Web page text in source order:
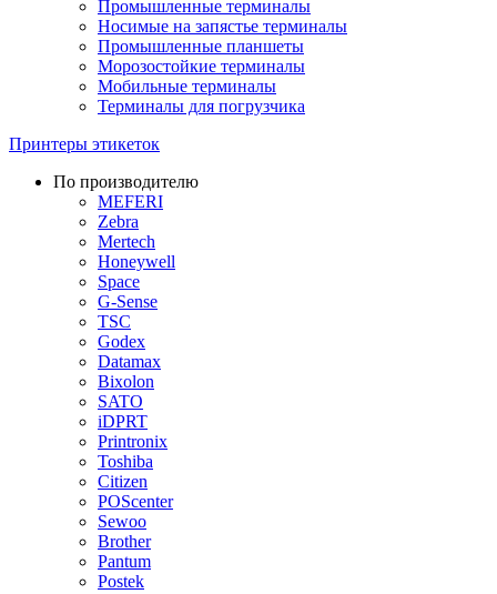
Промышленные терминалы
Носимые на запястье терминалы
Промышленные планшеты
Морозостойкие терминалы
Мобильные терминалы
Терминалы для погрузчика
Принтеры этикеток
По производителю
MEFERI
Zebra
Mertech
Honeywell
Space
G-Sense
TSC
Godex
Datamax
Bixolon
SATO
iDPRT
Printronix
Toshiba
Citizen
POScenter
Sewoo
Brother
Pantum
Postek